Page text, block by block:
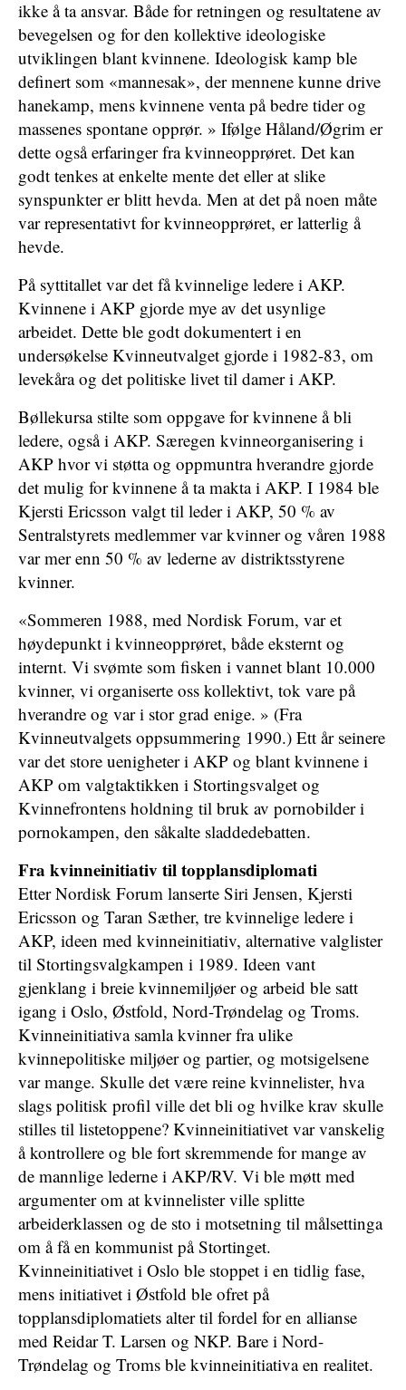
ikke å ta ansvar. Både for retningen og resultatene av
bevegelsen og for den kollektive ideologiske
utviklingen blant kvinnene. Ideologisk kamp ble
definert som «mannesak», der mennene kunne drive
hanekamp, mens kvinnene venta på bedre tider og
massenes spontane opprør. » Ifølge Håland/Øgrim er
dette også erfaringer fra kvinneopprøret. Det kan
godt tenkes at enkelte mente det eller at slike
synspunkter er blitt hevda. Men at det på noen måte
var representativt for kvinneopprøret, er latterlig å
hevde.
På syttitallet var det få kvinnelige ledere i AKP.
Kvinnene i AKP gjorde mye av det usynlige
arbeidet. Dette ble godt dokumentert i en
undersøkelse Kvinneutvalget gjorde i 1982-83, om
levekåra og det politiske livet til damer i AKP.
Bøllekursa stilte som oppgave for kvinnene å bli
ledere, også i AKP. Særegen kvinneorganisering i
AKP hvor vi støtta og oppmuntra hverandre gjorde
det mulig for kvinnene å ta makta i AKP. I 1984 ble
Kjersti Ericsson valgt til leder i AKP, 50 % av
Sentralstyrets medlemmer var kvinner og våren 1988
var mer enn 50 % av lederne av distriktsstyrene
kvinner.
«Sommeren 1988, med Nordisk Forum, var et
høydepunkt i kvinneopprøret, både eksternt og
internt. Vi svømte som fisken i vannet blant 10.000
kvinner, vi organiserte oss kollektivt, tok vare på
hverandre og var i stor grad enige. » (Fra
Kvinneutvalgets oppsummering 1990.) Ett år seinere
var det store uenigheter i AKP og blant kvinnene i
AKP om valgtaktikken i Stortingsvalget og
Kvinnefrontens holdning til bruk av pornobilder i
pornokampen, den såkalte sladdedebatten.
Fra kvinneinitiativ til topplansdiplomati
Etter Nordisk Forum lanserte Siri Jensen, Kjersti
Ericsson og Taran Sæther, tre kvinnelige ledere i
AKP, ideen med kvinneinitiativ, alternative valglister
til Stortingsvalgkampen i 1989. Ideen vant
gjenklang i breie kvinnemiljøer og arbeid ble satt
igang i Oslo, Østfold, Nord-Trøndelag og Troms.
Kvinneinitiativa samla kvinner fra ulike
kvinnepolitiske miljøer og partier, og motsigelsene
var mange. Skulle det være reine kvinnelister, hva
slags politisk profil ville det bli og hvilke krav skulle
stilles til listetoppene? Kvinneinitiativet var vanskelig
å kontrollere og ble fort skremmende for mange av
de mannlige lederne i AKP/RV. Vi ble møtt med
argumenter om at kvinnelister ville splitte
arbeiderklassen og de sto i motsetning til målsettinga
om å få en kommunist på Stortinget.
Kvinneinitiativet i Oslo ble stoppet i en tidlig fase,
mens initiativet i Østfold ble ofret på
topplansdiplomatiets alter til fordel for en allianse
med Reidar T. Larsen og NKP. Bare i Nord-
Trøndelag og Troms ble kvinneinitiativa en realitet.